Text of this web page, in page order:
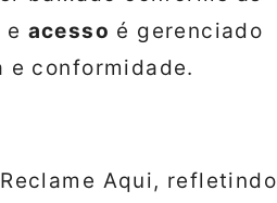
e acesso é gerenciado
e conformidade.
Aqui, refletindo